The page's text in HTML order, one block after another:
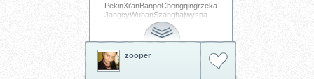
PekinXi'anBanpoChongqingrzeka
JangcyWuhanSzanghajwyspa
HainanHongkong
Tagi:wycieczka Chiny
zooper